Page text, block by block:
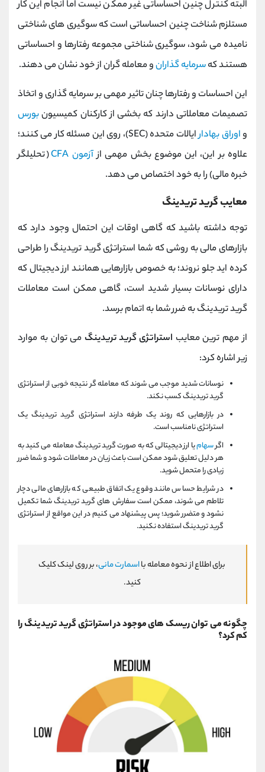
البته کنترل چنین احساساتی غیر ممکن نیست اما انجام این کار
مستلزم شناخت چنین احساساتی است که سوگیری ‌های شناختی
نامیده می‌ شود، سوگیری شناختی مجموعه رفتارها و احساساتی
هستند کهسرمایه‌ گذارانو معامله‌ گران از خود نشان می ‌دهند.
این احساسات و رفتارها چنان تاثیر مهمی بر سرمایه‌ گذاری و اتخاذ
تصمیمات معاملاتی دارند که بخشی از کارکنان کمیسیونبورس
واوراق بهادارایالات متحده (SEC)، روی این مسئله کار می‌ کنند؛
علاوه ‌بر این، این موضوع بخش مهمی ازآزمون CFA(تحلیلگر
خبره مالی) را به خود اختصاص می ‌دهد.
معایب گرید تریدینگ
توجه داشته باشید که گاهی اوقات این احتمال وجود دارد که
بازارهای مالی به روشی که شما استراتژی گرید تریدینگ را طراحی
کرده اید جلو نروند؛ به خصوص بازارهایی همانند ارز دیجیتال که
دارای نوسانات بسیار شدید است، گاهی ممکن است معاملات
گرید تریدینگ به ضرر شما به اتمام برسد.
از مهم ترین معایب استراتژی گرید تریدینگمی توان به موارد
زیر اشاره کرد:
نوسانات شدید موجب می شوند که معامله گر نتیجه خوبی از استراتژی
گرید تریدینگ کسب نکند.
در بازارهایی که روند یک طرفه دارند استراتژی گرید تریدینگ یک
استراتژی نامناسب است.
اگرسهامیا ارز دیجیتالی که به صورت گرید تریدینگ معامله می ‌کنید به
هر دلیل تعلیق شود ممکن است باعث زیان در معاملات شود و شما ضرر
زیادی را متحمل شوید.
در شرایط حساس مانند وقوع یک اتفاق طبیعی که بازارهای مالی دچار
تلاطم می ‌شوند، ممکن است سفارش‌ های گرید تریدینگ شما تکمیل
نشود و متضرر شوید؛ پس پیشنهاد می کنیم در این مواقع از استراتژی
گرید تریدینگ استفاده نکنید.
برای اطلاع از نحوه معامله بااسمارت مانی، بر روی لینک کلیک
کنید.
چگونه می توان ریسک های موجود در استراتژی گرید تریدینگ را
کم کرد؟